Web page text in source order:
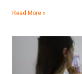
Read More »